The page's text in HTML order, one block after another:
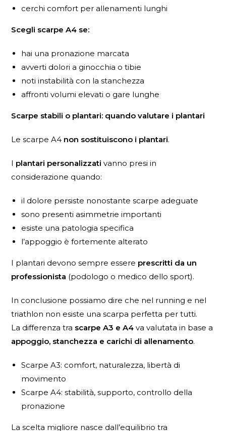
cerchi comfort per allenamenti lunghi
Scegli scarpe A4 se:
hai una pronazione marcata
avverti dolori a ginocchia o tibie
noti instabilità con la stanchezza
affronti volumi elevati o gare lunghe
Scarpe stabili o plantari: quando valutare i plantari
Le scarpe A4 non sostituiscono i plantari.
I plantari personalizzati vanno presi in
considerazione quando:
il dolore persiste nonostante scarpe adeguate
sono presenti asimmetrie importanti
esiste una patologia specifica
l’appoggio è fortemente alterato
I plantari devono sempre essere prescritti da un
professionista (podologo o medico dello sport).
In conclusione possiamo dire che nel running e nel
triathlon non esiste una scarpa perfetta per tutti.
La differenza tra scarpe A3 e A4 va valutata in base a
appoggio, stanchezza e carichi di allenamento.
Scarpe A3: comfort, naturalezza, libertà di
movimento
Scarpe A4: stabilità, supporto, controllo della
pronazione
La scelta migliore nasce dall’equilibrio tra